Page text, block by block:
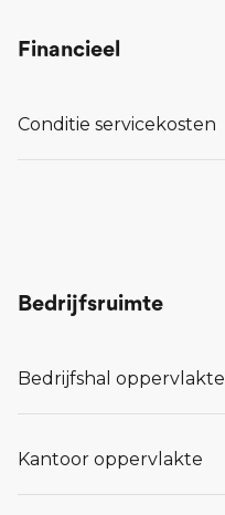
Financieel
Conditie servicekosten
Bedrijfsruimte
Bedrijfshal oppervlakte
Kantoor oppervlakte